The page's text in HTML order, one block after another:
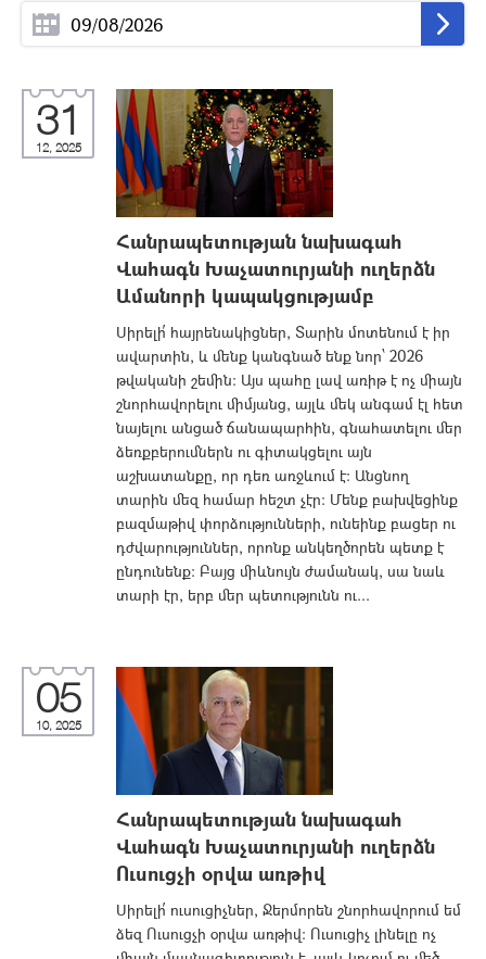
31
12, 2025
Հանրապետության նախագահ
Վահագն Խաչատուրյանի ուղերձն
Ամանորի կապակցությամբ
Սիրելի՛ հայրենակիցներ, Տարին մոտենում է իր
ավարտին, և մենք կանգնած ենք նոր՝ 2026
թվականի շեմին։ Այս պահը լավ առիթ է ոչ միայն
շնորհավորելու միմյանց, այլև մեկ անգամ էլ հետ
նայելու անցած ճանապարհին, գնահատելու մեր
ձեռքբերումներն ու գիտակցելու այն
աշխատանքը, որ դեռ առջևում է։ Անցնող
տարին մեզ համար հեշտ չէր։ Մենք բախվեցինք
բազմաթիվ փորձությունների, ունեինք բացեր ու
դժվարություններ, որոնք անկեղծորեն պետք է
ընդունենք։ Բայց միևնույն ժամանակ, սա նաև
տարի էր, երբ մեր պետությունն ու...
05
10, 2025
Հանրապետության նախագահ
Վահագն Խաչատուրյանի ուղերձն
Ուսուցչի օրվա առթիվ
Սիրելի՛ ուսուցիչներ, Ջերմորեն շնորհավորում եմ
ձեզ Ուսուցչի օրվա առթիվ։ Ուսուցիչ լինելը ոչ